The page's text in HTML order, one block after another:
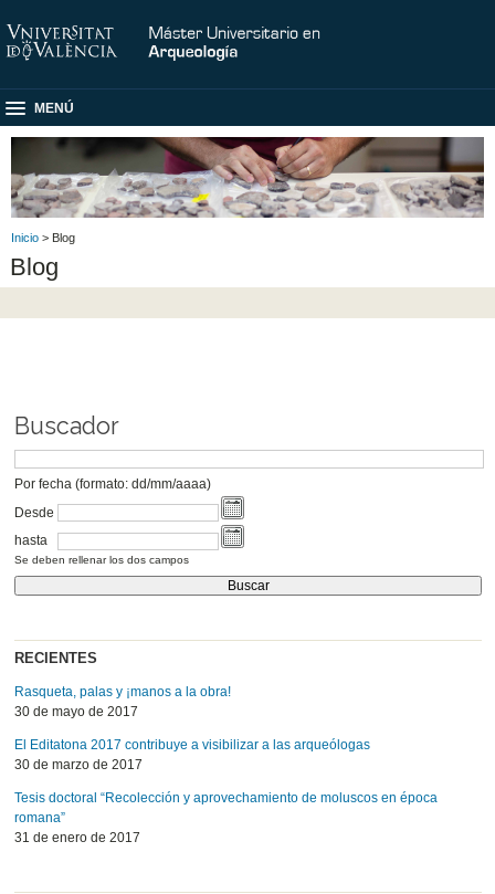
MENÚ
Inicio > Blog
Blog
Buscador
Por fecha (formato: dd/mm/aaaa)
Desde
hasta
Se deben rellenar los dos campos
RECIENTES
Rasqueta, palas y ¡manos a la obra!
30 de mayo de 2017
El Editatona 2017 contribuye a visibilizar a las arqueólogas
30 de marzo de 2017
Tesis doctoral “Recolección y aprovechamiento de moluscos en época
romana”
31 de enero de 2017